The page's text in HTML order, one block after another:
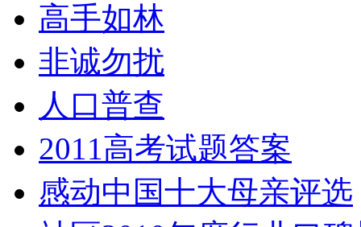
高手如林
非诚勿扰
人口普查
2011高考试题答案
感动中国十大母亲评选